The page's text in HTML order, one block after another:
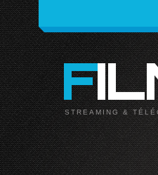
STREAMING &